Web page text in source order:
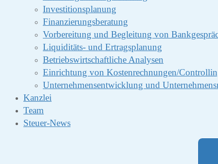
Investitionsplanung
Finanzierungsberatung
Vorbereitung und Begleitung von
Liquiditäts- und Ertragsplanung
Betriebswirtschaftliche Analysen
Einrichtung von Kostenrechnungen/
Unternehmensentwicklung und
Kanzlei
Team
Steuer-News